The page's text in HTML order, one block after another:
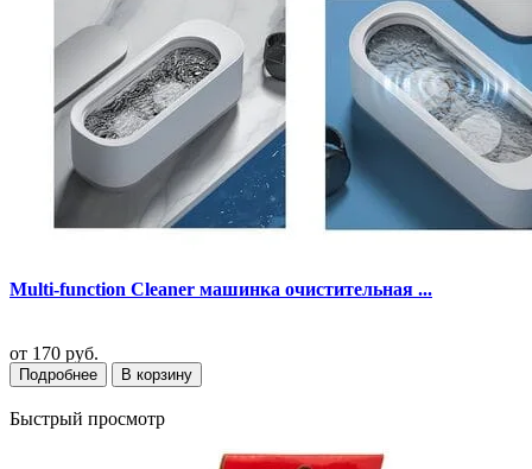
Multi-function Cleaner машинка очистительная ...
от 170 руб.
Подробнее В корзину
Быстрый просмотр